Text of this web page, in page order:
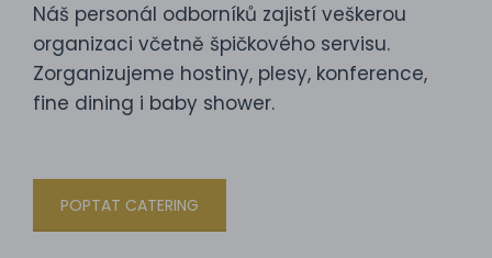
Náš personál odborníků zajistí veškerou
organizaci včetně špičkového servisu.
Zorganizujeme hostiny, plesy, konference,
fine dining i baby shower.
POPTAT CATERING